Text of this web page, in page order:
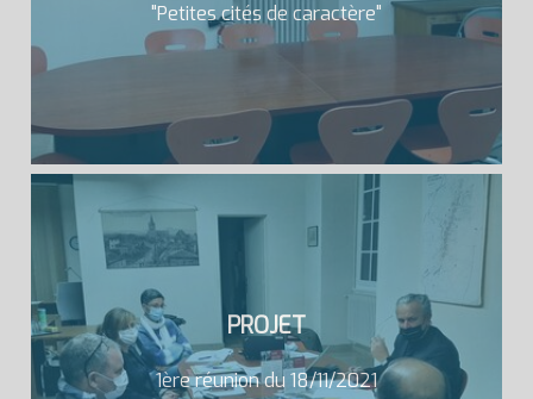
"Petites cités de caractère"
PROJET
1ère réunion du 18/11/2021